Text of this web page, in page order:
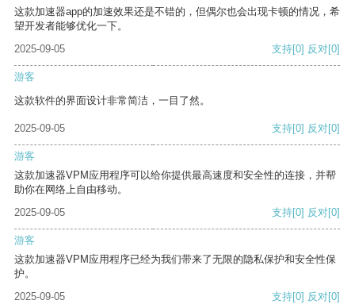
这款加速器app的加速效果还是不错的，但偶尔也会出现卡顿的情况，希
望开发者能够优化一下。
2025-09-05
支持[0] 反对[0]
游客
这款软件的界面设计非常简洁，一目了然。
2025-09-05 支持[0] 反对[0]
游客
这款加速器VPM应用程序可以给你提供最高速度和安全性的连接，并帮
助你在网络上自由移动。
2025-09-05
支持[0] 反对[0]
游客
这款加速器VPM应用程序已经为我们带来了无限的隐私保护和安全性保
护。
2025-09-05
支持[0] 反对[0]